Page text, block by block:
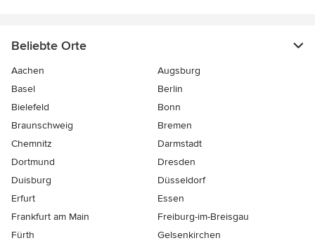
Beliebte Orte
Aachen
Augsburg
Basel
Berlin
Bielefeld
Bonn
Braunschweig
Bremen
Chemnitz
Darmstadt
Dortmund
Dresden
Duisburg
Düsseldorf
Erfurt
Essen
Frankfurt am Main
Freiburg-im-Breisgau
Fürth
Gelsenkirchen